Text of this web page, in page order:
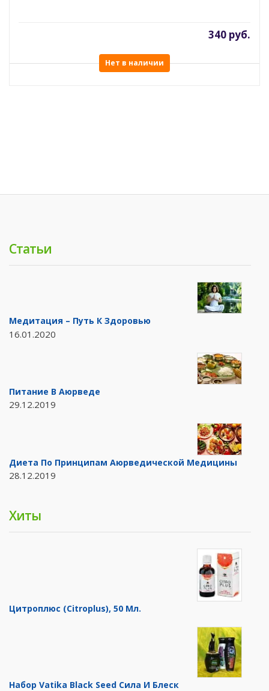
340 руб.
Нет в наличии
Статьи
Медитация – Путь К Здоровью
16.01.2020
Питание В Аюрведе
29.12.2019
Диета По Принципам Аюрведической Медицины
28.12.2019
Хиты
Цитроплюс (Citroplus), 50 Мл.
Набор Vatika Black Seed Сила И Блеск